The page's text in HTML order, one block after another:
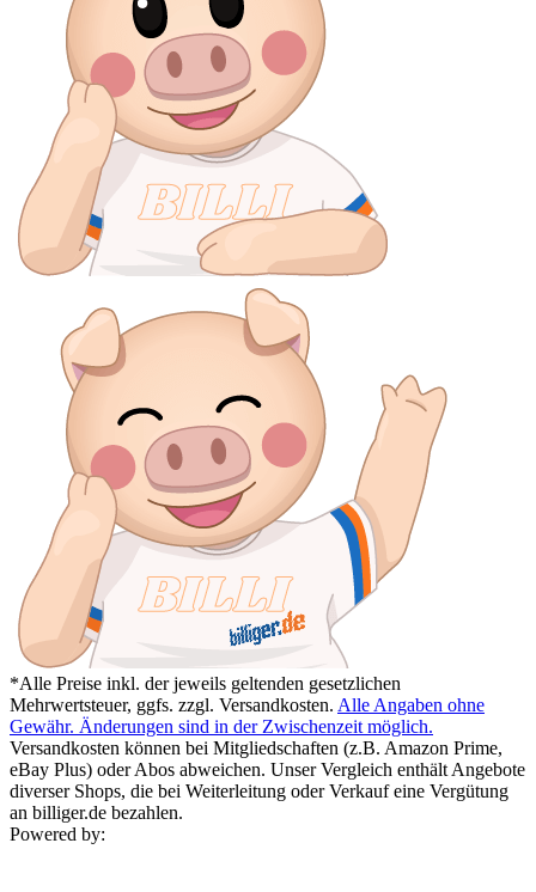
*Alle Preise inkl. der jeweils geltenden gesetzlichen
Mehrwertsteuer, ggfs. zzgl. Versandkosten. Alle Angaben ohne
Gewähr. Änderungen sind in der Zwischenzeit möglich.
Versandkosten können bei Mitgliedschaften (z.B. Amazon Prime,
eBay Plus) oder Abos abweichen. Unser Vergleich enthält Angebote
diverser Shops, die bei Weiterleitung oder Verkauf eine Vergütung
an billiger.de bezahlen.
Powered by: